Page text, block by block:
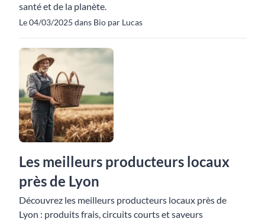
santé et de la planète.
Le 04/03/2025 dans Bio par Lucas
Les meilleurs producteurs locaux
près de Lyon
Découvrez les meilleurs producteurs locaux près de
Lyon : produits frais, circuits courts et saveurs